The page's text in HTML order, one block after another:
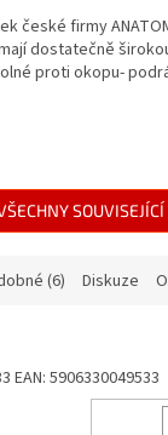
české firmy
dostatečně
proti okopu-
SOUVISEJÍCÍ
(6) Diskuze
EAN: 5906330049533